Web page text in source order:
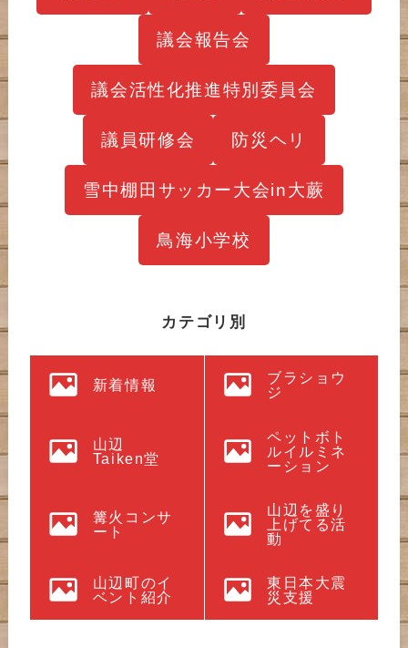
議会報告会
議会活性化推進特別委員会
議員研修会 防災ヘリ
雪中棚田サッカー大会in大蕨
鳥海小学校
カテゴリ別
新着情報
ブラショウ
ジ
山辺
Taiken堂
ペットボト
ルイルミネ
ーション
篝火コンサ
ート
山辺を盛り
上げてる活
動
山辺町のイ
ベント紹介
東日本大震
災支援